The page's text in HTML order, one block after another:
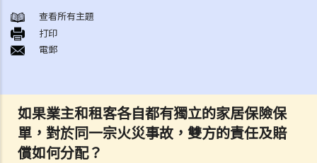
如果業主和租客各自都有獨立的家居保險保
單，對於同一宗火災事故，雙方的責任及賠
償如何分配？
A. 火葬
B. 骨灰安置所（靈灰安置所）
C. 土葬
E. 骨灰撒海
F. 遺體／骨殖／骨灰出入香港
人身傷亡
傷者本人
查看所有主題
打印
電郵